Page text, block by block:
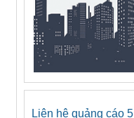
Liên hệ quảng cáo 5